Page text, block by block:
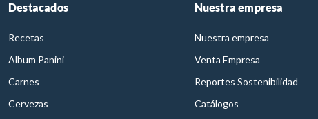
Destacados
Recetas
Album Panini
Carnes
Cervezas
Nuestra empresa
Nuestra empresa
Venta Empresa
Reportes Sostenibilidad
Catálogos